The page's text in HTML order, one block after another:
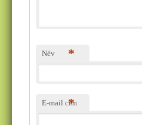
Név *
E-mail cím
*